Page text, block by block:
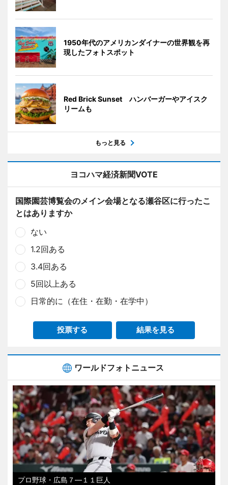
1950年代のアメリカンダイナーの世界観を再
現したフォトスポット
Red Brick Sunset ハンバーガーやアイスク
リームも
もっと見る
ヨコハマ経済新聞VOTE
国際園芸博覧会のメイン会場となる瀬谷区に行ったこ
とはありますか
ない
1.2回ある
3.4回ある
5回以上ある
日常的に（在住・在勤・在学中）
投票する 結果を見る
ワールドフォトニュース
プロ野球・広島７―１１巨人